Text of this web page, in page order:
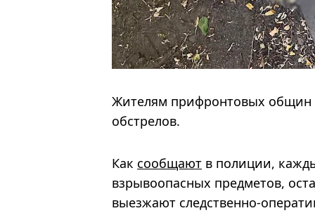
Жителям прифронтовых общин
обстрелов.
Как сообщают в полиции,
взрывоопасных предметов,
выезжают следственно-